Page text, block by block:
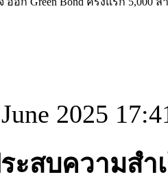
2025
ะสบความสำ